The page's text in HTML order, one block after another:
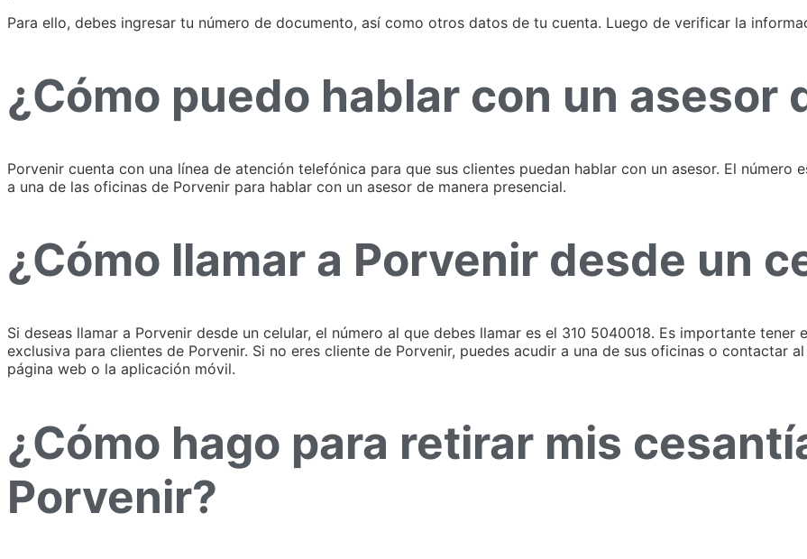
Para ello, debes ingresar tu número de documento, así como otros datos de tu cuenta. Luego de verificar la
¿Cómo puedo hablar con un asesor
Porvenir cuenta con una línea de atención telefónica para que sus clientes puedan hablar con un asesor. El número
a una de las oficinas de Porvenir para hablar con un asesor de manera presencial.
¿Cómo llamar a Porvenir desde un
Si deseas llamar a Porvenir desde un celular, el número al que debes llamar es el 310 5040018. Es importante tener
exclusiva para clientes de Porvenir. Si no eres cliente de Porvenir, puedes acudir a una de sus oficinas o contactar
página web o la aplicación móvil.
¿Cómo hago para retirar mis
Porvenir?